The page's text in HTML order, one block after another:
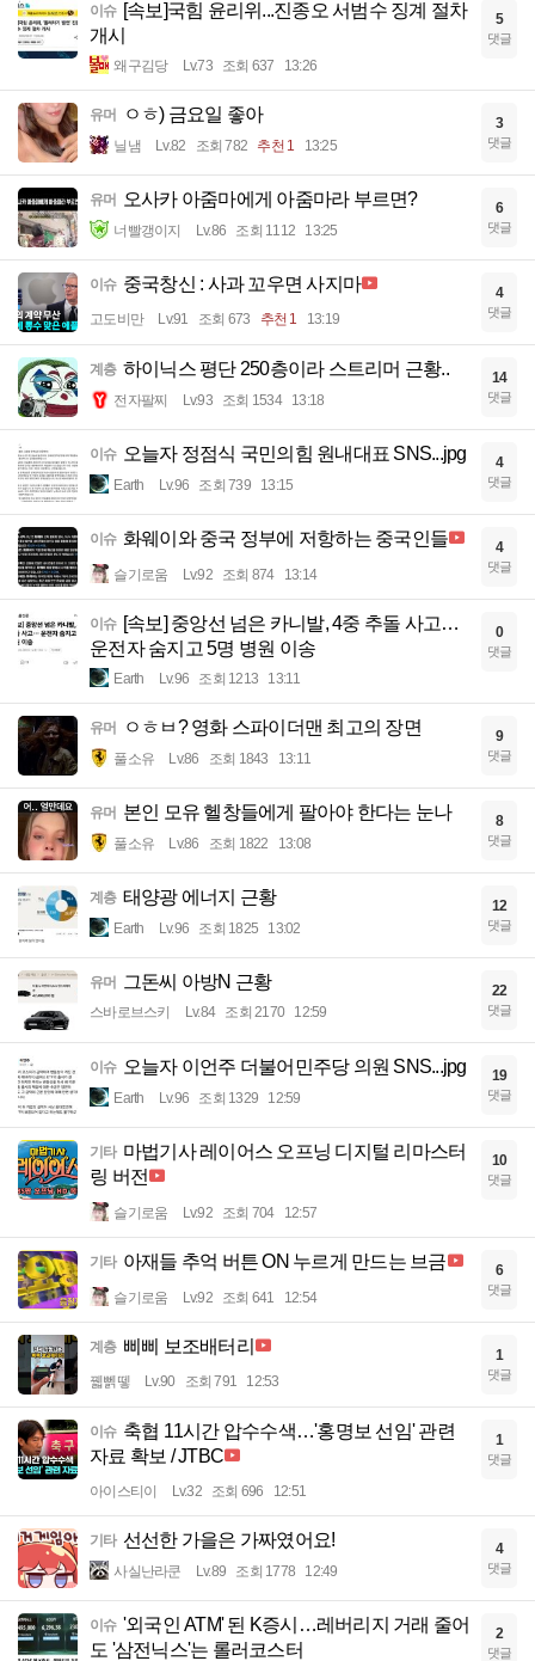
이슈 [속보]국힘 윤리위...진종오 서범수 징계 절차
개시
왜구김당 Lv.73 조회 637 13:26
5
댓글
유머 ㅇㅎ) 금요일 좋아
닐냄 Lv.82 조회 782 추천 1 13:25
3
댓글
유머 오사카 아줌마에게 아줌마라 부르면?
너빨갱이지 Lv.86 조회 1112 13:25
6
댓글
이슈 중국창신 : 사과 꼬우면 사지마
고도비만 Lv.91 조회 673 추천 1 13:19
4
댓글
계층 하이닉스 평단 250층이라 스트리머 근황..
전자팔찌 Lv.93 조회 1534 13:18
14
댓글
이슈 오늘자 정점식 국민의힘 원내대표 SNS...jpg
Earth Lv.96 조회 739 13:15
4
댓글
이슈 화웨이와 중국 정부에 저항하는 중국인들
슬기로움 Lv.92 조회 874 13:14
4
댓글
이슈 [속보] 중앙선 넘은 카니발, 4중 추돌 사고…
운전자 숨지고 5명 병원 이송
Earth Lv.96 조회 1213 13:11
0
댓글
유머 ㅇㅎㅂ? 영화 스파이더맨 최고의 장면
풀소유 Lv.86 조회 1843 13:11
9
댓글
유머 본인 모유 헬창들에게 팔아야 한다는 눈나
풀소유 Lv.86 조회 1822 13:08
8
댓글
계층 태양광 에너지 근황
Earth Lv.96 조회 1825 13:02
12
댓글
유머 그돈씨 아방N 근황
스바로브스키 Lv.84 조회 2170 12:59
22
댓글
이슈 오늘자 이언주 더불어민주당 의원 SNS...jpg
Earth Lv.96 조회 1329 12:59
19
댓글
기타 마법기사 레이어스 오프닝 디지털 리마스터
링 버전
슬기로움 Lv.92 조회 704 12:57
10
댓글
기타 아재들 추억 버튼 ON 누르게 만드는 브금
슬기로움 Lv.92 조회 641 12:54
6
댓글
계층 삐삐 보조배터리
꿻뻵뗗 Lv.90 조회 791 12:53
1
댓글
이슈 축협 11시간 압수수색…'홍명보 선임' 관련
자료 확보 / JTBC
아이스티이 Lv.32 조회 696 12:51
1
댓글
기타 선선한 가을은 가짜였어요!
사실난라쿤 Lv.89 조회 1778 12:49
4
댓글
이슈 '외국인 ATM' 된 K증시…레버리지 거래 줄어
도 '삼전닉스'는 롤러코스터
2
댓글